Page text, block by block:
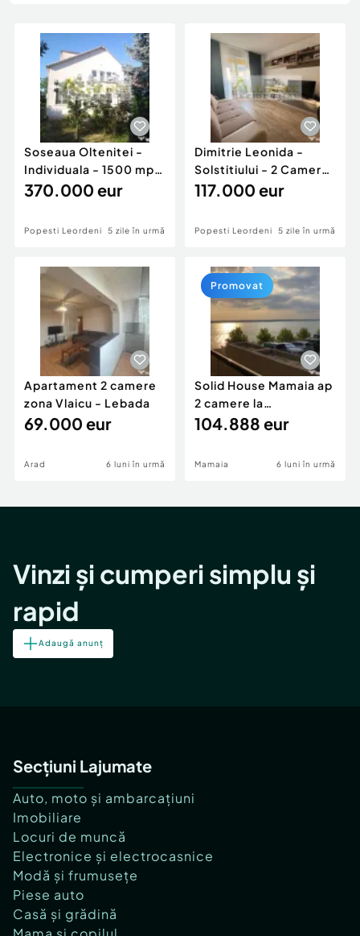
Animale de companie
Afaceri și echipamente profesionale
Inchiriere Bunuri si Vehicule
Piese auto si accesorii
Dacia Duster
Soseaua Oltenitei -
Individuala - 1500 mp
Teren - 300 mp ...
370.000 eur
Popesti Leordeni 5 zile în urmă
Dimitrie Leonida -
Solstitiului - 2 Camere
- Mobilat si U...
117.000 eur
Popesti Leordeni 5 zile în urmă
Apartament 2 camere
zona Vlaicu - Lebada
69.000 eur
Arad 6 luni în urmă
Solid House Mamaia ap
2 camere la
cheie,langa Mega
104.888 eur
Mamaia 6 luni în urmă
Promovat
Vinzi și cumperi simplu și
rapid
Adaugă anunț
Secțiuni Lajumate
Auto, moto și ambarcațiuni
Imobiliare
Locuri de muncă
Electronice și electrocasnice
Modă și frumusețe
Piese auto
Casă și grădină